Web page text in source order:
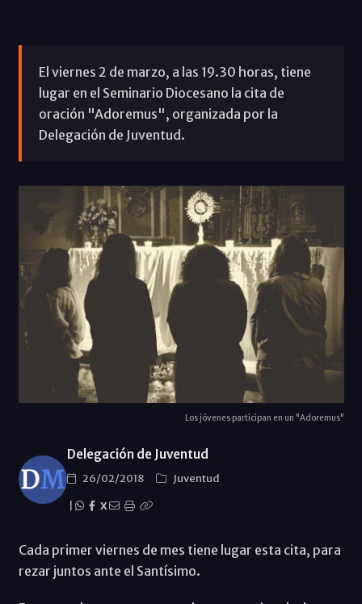
El viernes 2 de marzo, a las 19.30 horas, tiene
lugar en el Seminario Diocesano la cita de
oración "Adoremus", organizada por la
Delegación de Juventud.
Los jóvenes participan en un "Adoremus"
Delegación de Juventud
26/02/2018
Juventud
X
Cada primer viernes de mes tiene lugar esta cita, para
rezar juntos ante el Santísimo.